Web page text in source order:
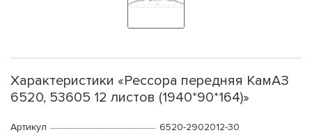
Характеристики «Рессора передняя КамАЗ
6520, 53605 12 листов (1940*90*164)»
Артикул
6520-2902012-30